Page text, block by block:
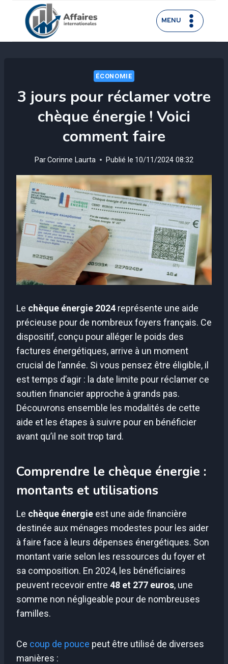
contenu
MENU
ÉCONOMIE
3 jours pour réclamer votre
chèque énergie ! Voici
comment faire
ParCorinne Laurta Publié le 10/11/2024 08:32
Le chèque énergie 2024 représente une aide
précieuse pour de nombreux foyers français. Ce
dispositif, conçu pour alléger le poids des
factures énergétiques, arrive à un moment
crucial de l’année. Si vous pensez être éligible, il
est temps d’agir : la date limite pour réclamer ce
soutien financier approche à grands pas.
Découvrons ensemble les modalités de cette
aide et les étapes à suivre pour en bénéficier
avant qu’il ne soit trop tard.
Comprendre le chèque énergie :
montants et utilisations
Le chèque énergie est une aide financière
destinée aux ménages modestes pour les aider
à faire face à leurs dépenses énergétiques. Son
montant varie selon les ressources du foyer et
sa composition. En 2024, les bénéficiaires
peuvent recevoir entre 48 et 277 euros, une
somme non négligeable pour de nombreuses
familles.
Ce coup de pouce peut être utilisé de diverses
manières :